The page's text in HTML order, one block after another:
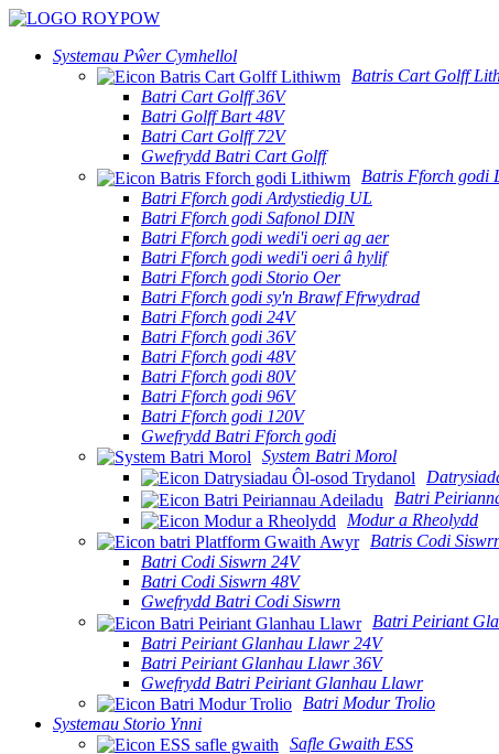
Systemau Pŵer Cymhellol
Batris Cart Golff
Batri Cart Golff 36V
Batri Golff Bart 48V
Batri Cart Golff 72V
Gwefrydd Batri Cart Golff
Batris Fforch godi
Batri Fforch godi Ardystiedig UL
Batri Fforch godi Safonol DIN
Batri Fforch godi wedi'i oeri ag aer
Batri Fforch godi wedi'i oeri â hylif
Batri Fforch godi Storio Oer
Batri Fforch godi sy'n Brawf Ffrwydrad
Batri Fforch godi 24V
Batri Fforch godi 36V
Batri Fforch godi 48V
Batri Fforch godi 80V
Batri Fforch godi 96V
Batri Fforch godi 120V
Gwefrydd Batri Fforch godi
System Batri Morol
Batri
Modur a Rheolydd
Batris Codi
Batri Codi Siswrn 24V
Batri Codi Siswrn 48V
Gwefrydd Batri Codi Siswrn
Batri Peiriant
Batri Peiriant Glanhau Llawr 24V
Batri Peiriant Glanhau Llawr 36V
Gwefrydd Batri Peiriant Glanhau Llawr
Batri Modur Trolio
Systemau Storio Ynni
Safle Gwaith ESS